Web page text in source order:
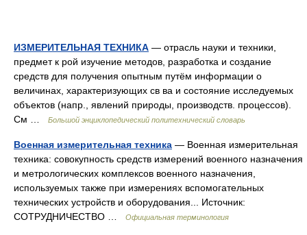
ИЗМЕРИТЕЛЬНАЯ ТЕХНИКА — отрасль науки и техники,
предмет к рой изучение методов, разработка и создание
средств для получения опытным путём информации о
величинах, характеризующих св ва и состояние исследуемых
объектов (напр., явлений природы, производств. процессов).
См …
Большой энциклопедический политехнический словарь
Военная измерительная техника — Военная измерительная
техника: совокупность средств измерений военного назначения
и метрологических комплексов военного назначения,
используемых также при измерениях вспомогательных
технических устройств и оборудования... Источник:
СОТРУДНИЧЕСТВО …
Официальная терминология